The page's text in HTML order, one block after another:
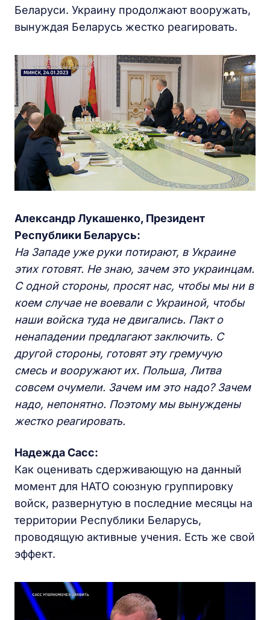
Беларуси. Украину продолжают вооружать,
вынуждая Беларусь жестко реагировать.
Александр Лукашенко, Президент
Республики Беларусь:
На Западе уже руки потирают, в Украине
этих готовят. Не знаю, зачем это украинцам.
С одной стороны, просят нас, чтобы мы ни в
коем случае не воевали с Украиной, чтобы
наши войска туда не двигались. Пакт о
ненападении предлагают заключить. С
другой стороны, готовят эту гремучую
смесь и вооружают их. Польша, Литва
совсем очумели. Зачем им это надо? Зачем
надо, непонятно. Поэтому мы вынуждены
жестко реагировать.
Надежда Сасс:
Как оценивать сдерживающую на данный
момент для НАТО союзную группировку
войск, развернутую в последние месяцы на
территории Республики Беларусь,
проводящую активные учения. Есть же свой
эффект.